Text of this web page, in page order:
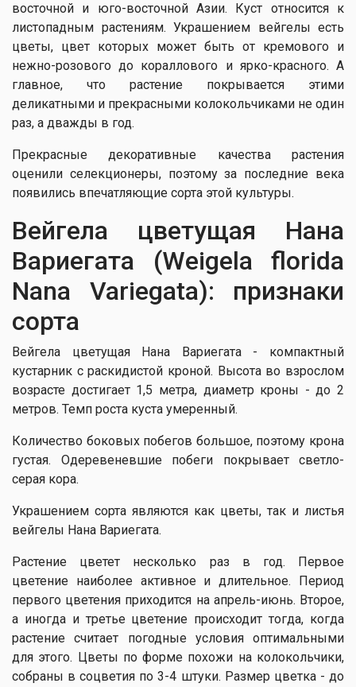
восточной и юго-восточной Азии. Куст относится к
листопадным растениям. Украшением вейгелы есть
цветы, цвет которых может быть от кремового и
нежно-розового до кораллового и ярко-красного. А
главное, что растение покрывается этими
деликатными и прекрасными колокольчиками не один
раз, а дважды в год.
Прекрасные декоративные качества растения
оценили селекционеры, поэтому за последние века
появились впечатляющие сорта этой культуры.
Вейгела цветущая Нана
Вариегата (Weigela florida
Nana Variegata): признаки
сорта
Вейгела цветущая Нана Вариегата - компактный
кустарник с раскидистой кроной. Высота во взрослом
возрасте достигает 1,5 метра, диаметр кроны - до 2
метров. Темп роста куста умеренный.
Количество боковых побегов большое, поэтому крона
густая. Одеревеневшие побеги покрывает светло-
серая кора.
Украшением сорта являются как цветы, так и листья
вейгелы Нана Вариегата.
Растение цветет несколько раз в год. Первое
цветение наиболее активное и длительное. Период
первого цветения приходится на апрель-июнь. Второе,
а иногда и третье цветение происходит тогда, когда
растение считает погодные условия оптимальными
для этого. Цветы по форме похожи на колокольчики,
собраны в соцветия по 3-4 штуки. Размер цветка - до